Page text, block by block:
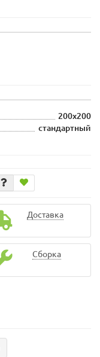
200x200
стандартный
Доставка
Сборка